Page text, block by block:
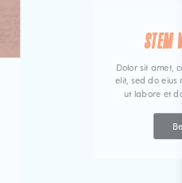
STEM
Dolor sit amet,
elit, sed do eius
ut labore et